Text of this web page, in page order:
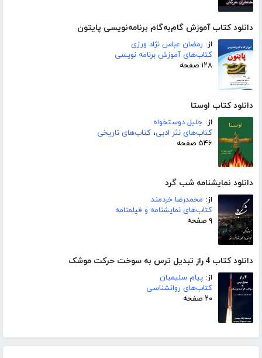
دانلود کتاب آموزش گام‌به‌گام برنامه‌نویسی پایتون
از: رمضان عباس نژاد ورزی
کتاب‌های آموزش برنامه نویسی
۱۲۸ صفحه
دانلود کتاب اوستا
از: جلیل دوستخواه
کتاب‌های نثر ادبی، کتاب‌های تاریخی
۵۴۶ صفحه
دانلود نمایشنامه شب گرد
از: محمدرضا خردمند
کتاب‌های نمایشنامه و فیلمنامه
۹ صفحه
دانلود کتاب 4 راز تبدیل ترس به سوخت حرکت موشک
از: پیام سلیمیان
کتاب‌های روانشناسی
۲۰ صفحه